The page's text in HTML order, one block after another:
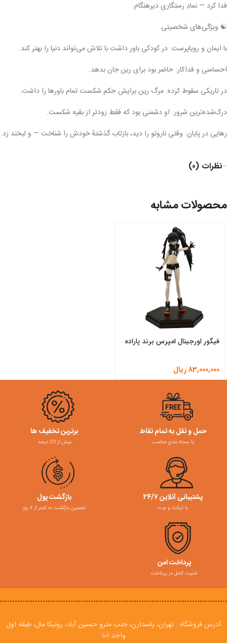
فدا کرد — نمادِ رستگاریِ دیرهنگام.
☯️ ویژگی‌های شخصیتی
با ایمان و رویاپرست: در کودکی باور داشت با تلاش می‌تواند دنیا را بهتر کند.
احساسی و فداکار: حاضر بود برای رین جان بدهد.
در تاریکی سقوط کرده: مرگ رین برایش حکم شکست تمام باورها را داشت.
درک‌شده‌ترین شرور: او دشمنی بود که فقط زودتر از بقیه شکست.
رهایی در پایان: وقتی ناروتو را دید، بازتاب گذشتهٔ خودش را شناخت — و لبخند زد.
نظرات (0)
محصولات مشابه
فیگور اورجینال امپرس برند پاراده
83,000,000ریال
حمل و نقل به تمام نقاط
با بسته بندی مناسب
برترین تخفیف ها
بیش از 20 درصد
پشتیبانی آنلاین ۲۴/۷
با تیکت و چت
بازگشت پول
تضمین بازگشت به کمتر از ۷ روز
پرداخت امن
امنیت کامل در پرداخت
آدرس فروشگاه : تهران، پاسدارن، جنب مترو حسین آباد، رونیکا مال، طبقه اول
واحد ۱۰۱